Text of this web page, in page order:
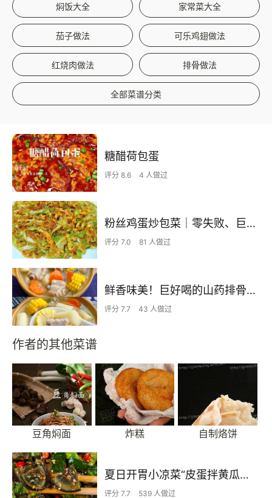
焖饭大全 家常菜大全
茄子做法 可乐鸡翅做法
红烧肉做法 排骨做法
全部菜谱分类
糖醋荷包蛋
评分 8.6 4 人做过
粉丝鸡蛋炒包菜｜零失败、巨下饭
评分 7.0 81 人做过
鲜香味美！巨好喝的山药排骨汤！！
评分 7.7 43 人做过
作者的其他菜谱
豆角焖面 炸糕 自制烙饼
夏日开胃小凉菜“皮蛋拌黄瓜🥒”开胃减脂
评分 7.7 539 人做过